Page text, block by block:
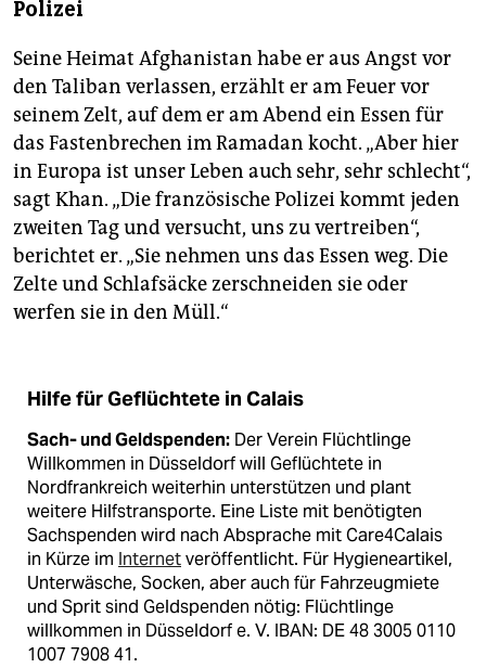
Polizei
Seine Heimat Afghanistan habe er aus Angst vor
den Taliban verlassen, erzählt er am Feuer vor
seinem Zelt, auf dem er am Abend ein Essen für
das Fastenbrechen im Ramadan kocht. „Aber hier
in Europa ist unser Leben auch sehr, sehr schlecht“,
sagt Khan. „Die französische Polizei kommt jeden
zweiten Tag und versucht, uns zu vertreiben“,
berichtet er. „Sie nehmen uns das Essen weg. Die
Zelte und Schlafsäcke zerschneiden sie oder
werfen sie in den Müll.“
Hilfe für Geflüchtete in Calais
Sach- und Geldspenden: Der Verein Flüchtlinge
Willkommen in Düsseldorf will Geflüchtete in
Nordfrankreich weiterhin unterstützen und plant
weitere Hilfstransporte. Eine Liste mit benötigten
Sachspenden wird nach Absprache mit Care4Calais
in Kürze im Internetveröffentlicht. Für Hygieneartikel,
Unterwäsche, Socken, aber auch für Fahrzeugmiete
und Sprit sind Geldspenden nötig: Flüchtlinge
willkommen in Düsseldorf e. V. IBAN: DE 48 3005 0110
1007 7908 41.